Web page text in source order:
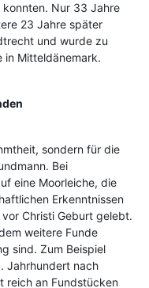
konnten. Nur 33 Jahre
23 Jahre später
und wurde zu
in Mitteldänemark.
sondern für die
Bei
eine Moorleiche, die
Erkenntnissen
Christi Geburt gelebt.
weitere Funde
sind. Zum Beispiel
Jahrhundert nach
reich an Fundstücken